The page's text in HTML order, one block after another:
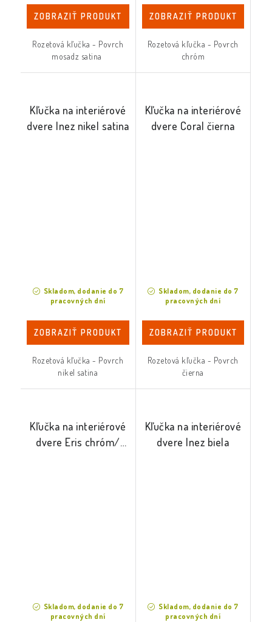
ZOBRAZIŤ PRODUKT
Rozetová kľučka - Povrch
mosadz satina
ZOBRAZIŤ PRODUKT
Rozetová kľučka - Povrch
chróm
Kľučka na interiérové
dvere Inez nikel satina
Skladom, dodanie do 7
pracovných dní
ZOBRAZIŤ PRODUKT
Rozetová kľučka - Povrch
nikel satina
Kľučka na interiérové
dvere Coral čierna
Skladom, dodanie do 7
pracovných dní
ZOBRAZIŤ PRODUKT
Rozetová kľučka - Povrch
čierna
Kľučka na interiérové
dvere Eris chróm/
Skladom, dodanie do 7
pracovných dní
Kľučka na interiérové
dvere Inez biela
Skladom, dodanie do 7
pracovných dní